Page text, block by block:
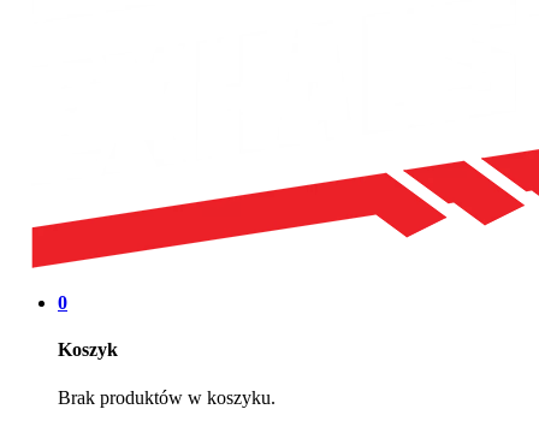
0
Koszyk
Brak produktów w koszyku.